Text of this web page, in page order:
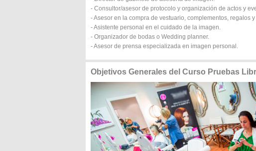
- Consultor/asesor de protocolo y organización de actos y
- Asesor en la compra de vestuario, complementos, regalos
- Asistente personal en el cuidado de la imagen.
- Organizador de bodas o Wedding planner.
- Asesor de prensa especializada en imagen personal.
Objetivos Generales del Curso Pruebas